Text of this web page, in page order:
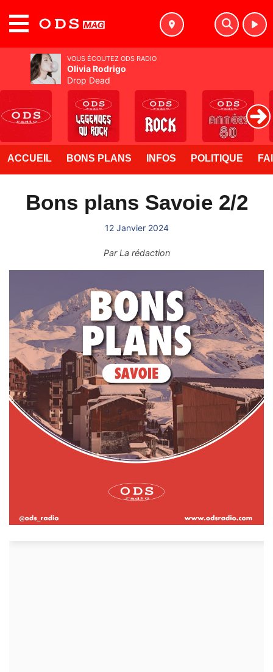
ACCUEIL BONS PLANS INFOS POLITIQUE
Bons plans Savoie 2/2
12 Janvier 2024
ParLa rédaction
VOUS ÉCOUTEZ ODS RADIO
Olivia Rodrigo
Drop Dead